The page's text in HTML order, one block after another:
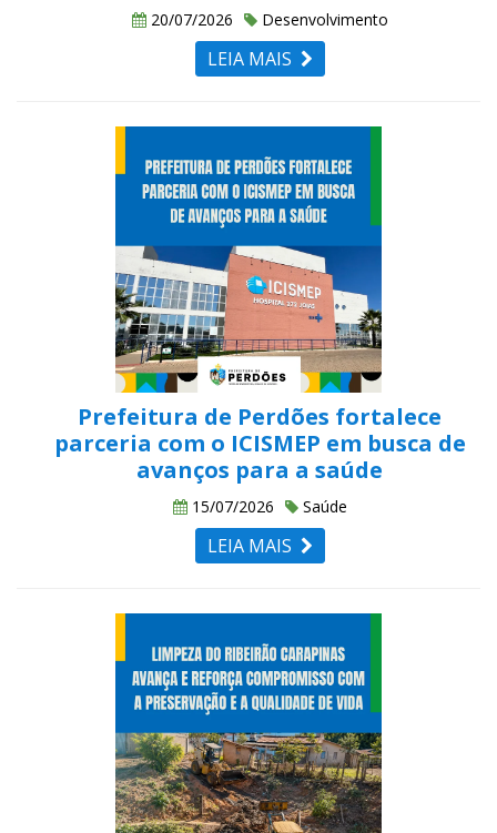
20/07/2026 Desenvolvimento
LEIA MAIS
Prefeitura de Perdões fortalece
parceria com o ICISMEP em busca de
avanços para a saúde
15/07/2026 Saúde
LEIA MAIS